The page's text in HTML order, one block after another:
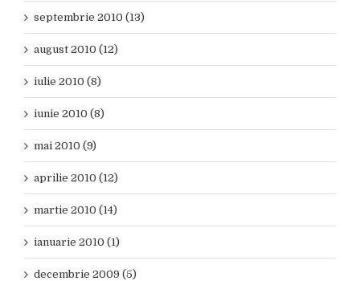
septembrie 2010 (13)
august 2010 (12)
iulie 2010 (8)
iunie 2010 (8)
mai 2010 (9)
aprilie 2010 (12)
martie 2010 (14)
ianuarie 2010 (1)
decembrie 2009 (5)